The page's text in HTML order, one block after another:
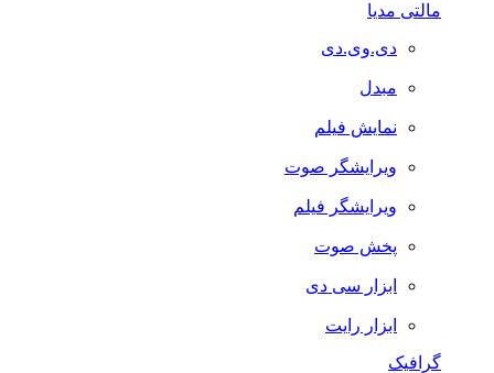
مالتی مدیا
دی.وی.دی
مبدل
نمایش فیلم
ویرایشگر صوت
ویرایشگر فیلم
پخش صوت
ابزار سی دی
ابزار رایت
گرافیک